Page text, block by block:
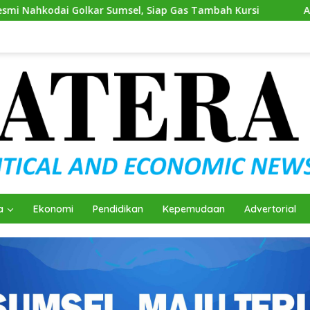
Sumsel, Siap Gas Tambah Kursi Andie Dinialdie
Ekonomi Pendidikan Kepemudaan Advertorial